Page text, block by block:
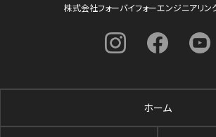
株式会社フォーバイフォーエンジニアリン
ホーム